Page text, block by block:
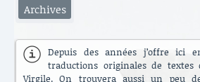
Archives
Depuis des années j’offre ici
traductions originales de textes
Virgile. On trouvera aussi un peu